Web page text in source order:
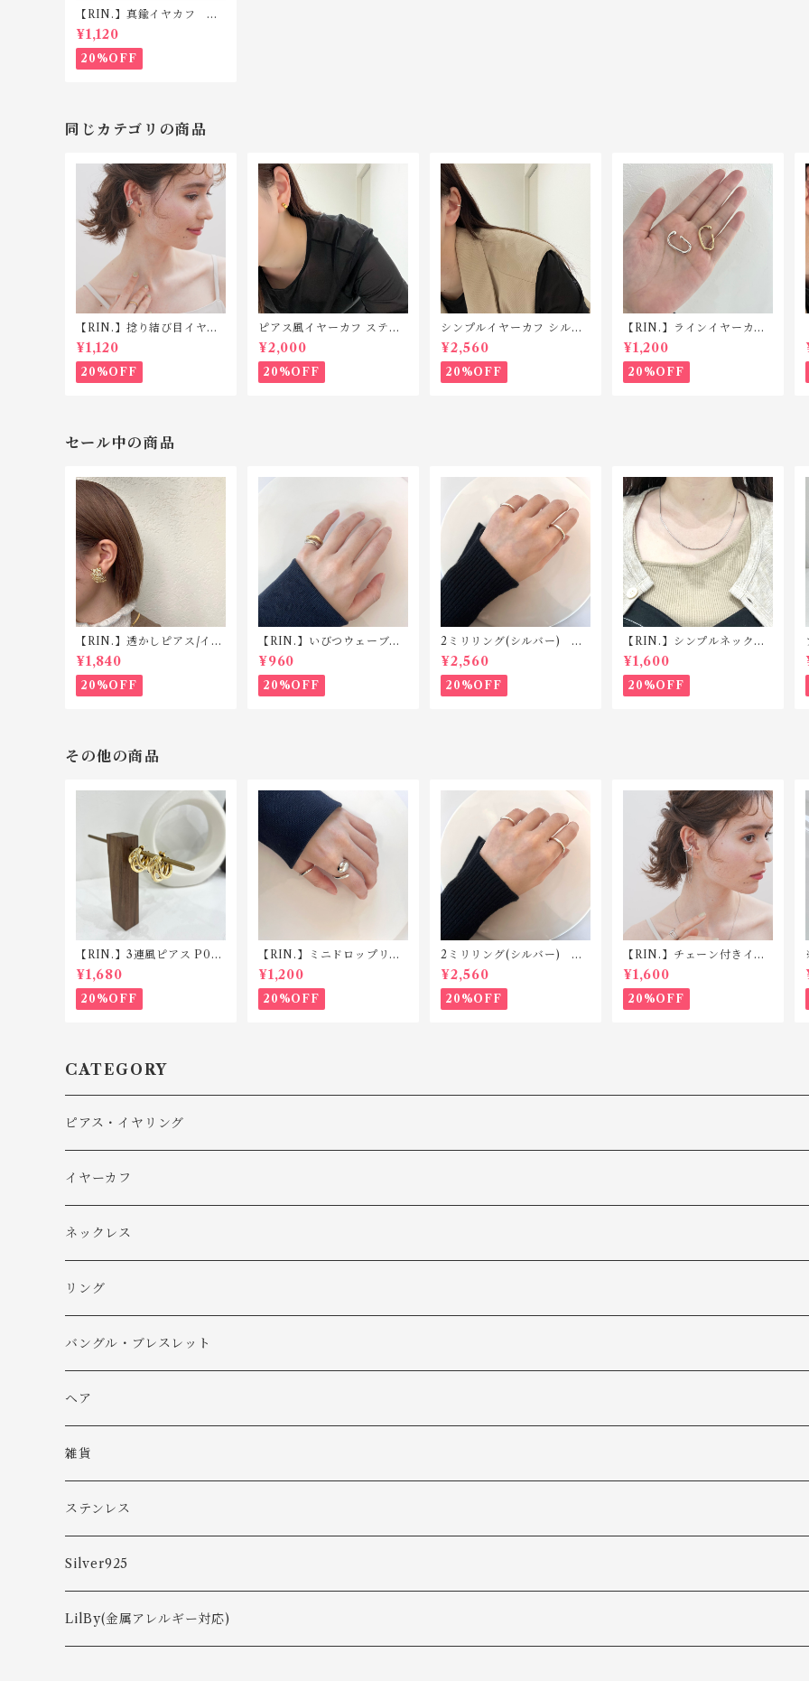
【RIN.】真鍮イヤカフ C0
14
¥1,120
20%OFF
同じカテゴリの商品
【RIN.】捻り結び目イヤカ
フ C048
¥1,120
20%OFF
ピアス風イヤーカフ ステン
レス SP212
¥2,000
20%OFF
シンプルイヤーカフ シルバ
ー925 C047
¥2,560
20%OFF
【RIN.】ラインイヤーカフ
C045
¥1,200
20%OFF
セール中の商品
【RIN.】透かしピアス/イヤ
リング TP008/TE008
¥1,840
20%OFF
【RIN.】いびつウェーブピ
ンキーリング R025
¥960
20%OFF
2ミリリング(シルバー) R1
18 silver925
¥2,560
20%OFF
【RIN.】シンプルネックレ
ス Ｎ001
¥1,600
20%OFF
その他の商品
【RIN.】3連風ピアス P02
8
¥1,680
20%OFF
【RIN.】ミニドロップリン
グ R033 【ネット限定商
品】
¥1,200
20%OFF
2ミリリング(シルバー) R1
18 silver925
¥2,560
20%OFF
【RIN.】チェーン付きイヤ
カフ TC011(片耳用)
¥1,600
20%OFF
CATEGORY
ピアス・イヤリング
ピアス
イヤリング
イヤーカフ
ネックレス
リング
バングル・ブレスレット
バングル
ブレスレット
ヘア
雑貨
ステンレス
ピアス
ネックレス
Silver925
ピアス
LilBy(金属アレルギー対応)